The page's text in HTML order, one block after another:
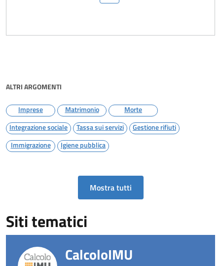
ALTRI ARGOMENTI
Imprese Matrimonio
Morte
Integrazione sociale
Tassa sui servizi
Gestione rifiuti
Immigrazione
Igiene pubblica
Mostra tutti
Siti tematici
CalcoloIMU